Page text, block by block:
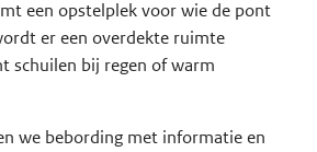
een opstelplek voor wie de pont
er een overdekte ruimte
schuilen bij regen of warm
we bebording met informatie en